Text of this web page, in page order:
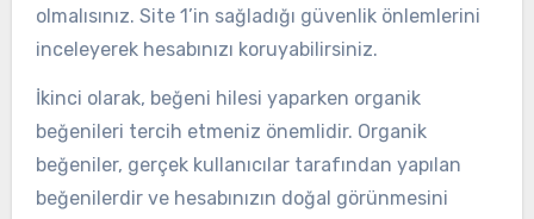
olmalısınız. Site 1’in sağladığı güvenlik önlemlerini
inceleyerek hesabınızı koruyabilirsiniz.
İkinci olarak, beğeni hilesi yaparken organik
beğenileri tercih etmeniz önemlidir. Organik
beğeniler, gerçek kullanıcılar tarafından yapılan
beğenilerdir ve hesabınızın doğal görünmesini